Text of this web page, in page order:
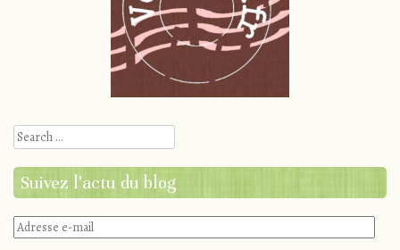
Search
Suivez l'actu du blog
Adresse